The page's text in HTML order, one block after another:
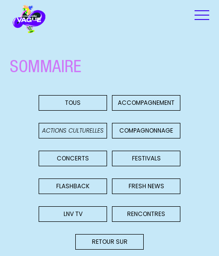
SOMMAIRE
TOUS ACCOMPAGNEMENT
ACTIONS CULTURELLES COMPAGNONNAGE
CONCERTS FESTIVALS
FLASHBACK FRESH NEWS
LNV TV RENCONTRES
RETOUR SUR